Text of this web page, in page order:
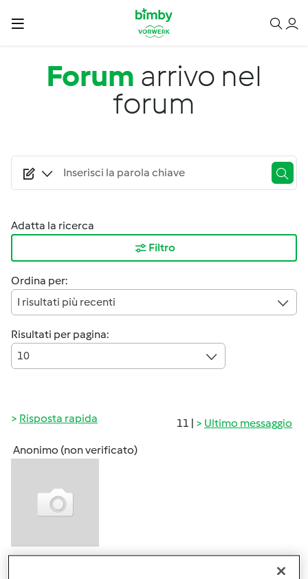
Salta al contenuto principale
Forum arrivo nel
forum
Adatta la ricerca
Filtro
Ordina per:
I risultati più recenti
Risultati per pagina:
10
11 | Ultimo messaggio
Risposta rapida
Anonimo (non verificato)
#1